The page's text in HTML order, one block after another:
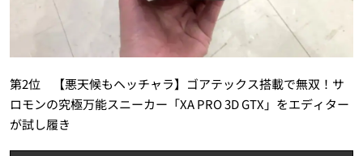
第2位 【悪天候もヘッチャラ】ゴアテックス搭載で無双！サ
ロモンの究極万能スニーカー「XA PRO 3D GTX」をエディター
が試し履き